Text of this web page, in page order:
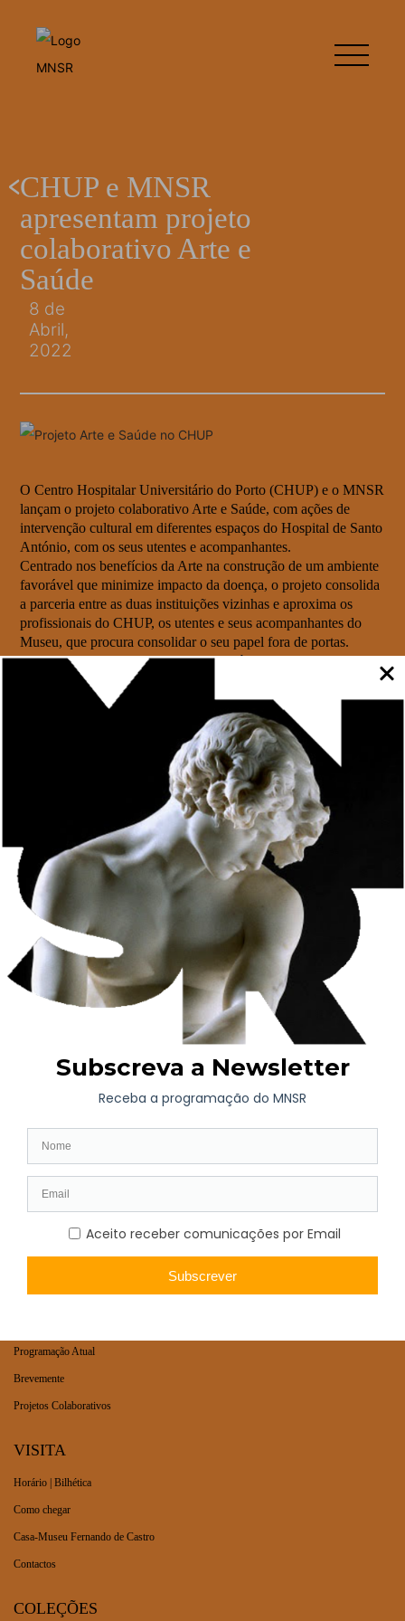
CHUP e MNSR
apresentam projeto
colaborativo Arte e
Saúde
8 de
Abril,
2022
O Centro Hospitalar Universitário do Porto (CHUP) e o MNSR
lançam o projeto colaborativo Arte e Saúde, com ações de
intervenção cultural em diferentes espaços do Hospital de Santo
António, com os seus utentes e acompanhantes.
Centrado nos benefícios da Arte na construção de um ambiente
favorável que minimize impacto da doença, o projeto consolida
a parceria entre as duas instituições vizinhas e aproxima os
profissionais do CHUP, os utentes e seus acompanhantes do
Museu, que procura consolidar o seu papel fora de portas.
Uma das ações materializa-se com o núcleo expositivo
OUTROS LUGARES. Esta ação leva um conjunto de
fotografias de autor com pormenores de pinturas e esculturas de
artistas como António Soares dos Reis, Artur Loureiro, Aurélia
de Souza, Henrique Pousão, José Malhoa, Marques de Oliveira
e Silva Porto, a diferentes espaços do CHUP. Os trabalhos
fotográficos, que ilustram detalhes de peças que transmitem
sensações de relaxamento ou bem-estar, procuram humanizar o
Desta parceria resulta, igualmente, a criação do bilhete de utente
e acompanhante do CHUP, com um desconto de 50 por cento
no valor de entrada no Museu, a programação de atividades
para os profissionais do CHUP, com o objetivo de proporcionar
momentos de lazer, de descompressão, estimulantes e
diferenciadores do seu quotidiano, e de atividades educativas
para utentes do serviço de pediatria, prosseguindo objetivos de
humanização e de educação pela arte.
Este projeto tem o apoio mecenático da Fundação Manuel
António da Mota e o apoio institucional do Círculo Dr. José de
Figueiredo – Amigos do MNSR.
AGENDA
Programação Atual
Brevemente
Projetos Colaborativos
VISITA
Horário | Bilhética
Como chegar
Casa-Museu Fernando de Castro
Contactos
COLEÇÕES